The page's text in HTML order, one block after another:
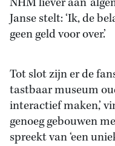
Janse stelt: ‘Ik, de
geen geld voor over.’
Tot slot zijn er de
tastbaar museum
interactief maken,’
genoeg gebouwen
spreekt van ‘een